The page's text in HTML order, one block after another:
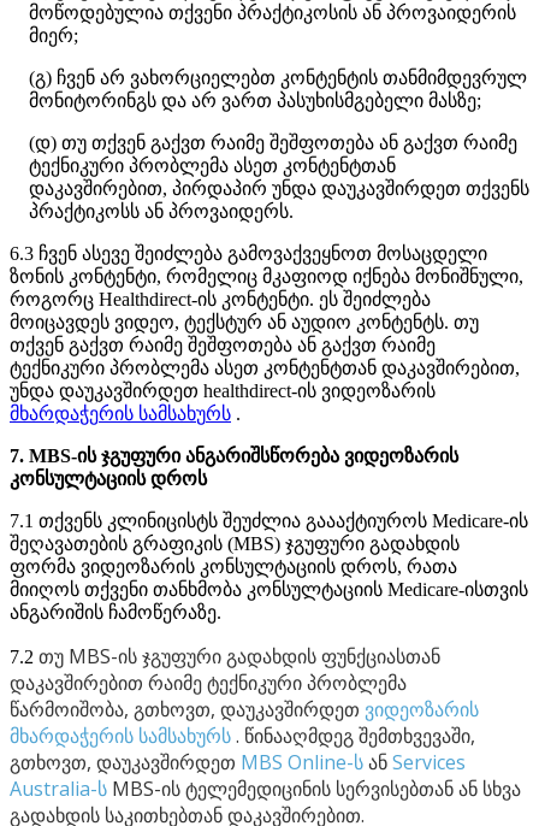
მოწოდებულია თქვენი პრაქტიკოსის ან პროვაიდერის
მიერ;
(გ) ჩვენ არ ვახორციელებთ კონტენტის თანმიმდევრულ
მონიტორინგს და არ ვართ პასუხისმგებელი მასზე;
(დ) თუ თქვენ გაქვთ რაიმე შეშფოთება ან გაქვთ რაიმე
ტექნიკური პრობლემა ასეთ კონტენტთან
დაკავშირებით, პირდაპირ უნდა დაუკავშირდეთ თქვენს
პრაქტიკოსს ან პროვაიდერს.
6.3 ჩვენ ასევე შეიძლება გამოვაქვეყნოთ მოსაცდელი
ზონის კონტენტი, რომელიც მკაფიოდ იქნება მონიშნული,
როგორც Healthdirect-ის კონტენტი. ეს შეიძლება
მოიცავდეს ვიდეო, ტექსტურ ან აუდიო კონტენტს. თუ
თქვენ გაქვთ რაიმე შეშფოთება ან გაქვთ რაიმე
ტექნიკური პრობლემა ასეთ კონტენტთან დაკავშირებით,
უნდა დაუკავშირდეთ healthdirect-ის ვიდეოზარის
მხარდაჭერის სამსახურს .
7. MBS-ის ჯგუფური ანგარიშსწორება ვიდეოზარის
კონსულტაციის დროს
7.1 თქვენს კლინიცისტს შეუძლია გაააქტიუროს Medicare-ის
შეღავათების გრაფიკის (MBS) ჯგუფური გადახდის
ფორმა ვიდეოზარის კონსულტაციის დროს, რათა
მიიღოს თქვენი თანხმობა კონსულტაციის Medicare-ისთვის
ანგარიშის ჩამოწერაზე.
7.2 თუ MBS-ისჯგუფურიგადახდისფუნქციასთან
დაკავშირებით რაიმეტექნიკურიპრობლემა
წარმოიშობა, გთხოვთ, დაუკავშირდეთ ვიდეოზარის
მხარდაჭერის სამსახურს. წინააღმდეგშემთხვევაში,
გთხოვთ, დაუკავშირდეთ MBS Online-სანServices
Australia-ს MBS-ისტელემედიცინის სერვისებთანან სხვა
გადახდის საკითხებთანდაკავშირებით.